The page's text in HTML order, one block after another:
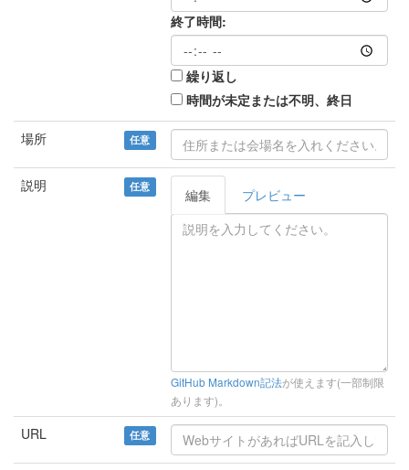
終了時間:
繰り返し
時間が未定または不明、終日
場所 任意
説明 任意 編集 プレビュー
GitHub Markdown記法が使えます(一部制限
あります)。
URL 任意